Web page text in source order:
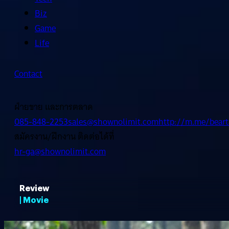
Biz
Game
Life
Contact
ฝ่ายขาย และการตลาด
085-848-2253sales@shownolimit.comhttp://m.me/
สมัครงาน/ฝึกงาน ติดต่อได้ที่
hr-ga@shownolimit.com
Review
| Movie